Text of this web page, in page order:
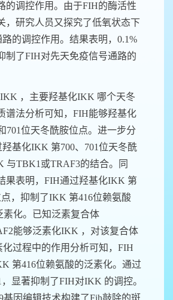
的调控作用。由于FIH的酶活性
，研究人员又探究了低氧状态下
的调控作用。结果表明， 0.1%
制了FIH对先天免疫信号通路的
IKK ，主要羟基化IKK 哪个天冬
谱法分析可知， FIH能够羟基化
701位天冬酰胺位点。进一步分
羟基化IKK 第700、 701位天冬酰
与TBK1或TRAF3的结合。同
果表明， FIH通过羟基化IKK 第
，抑制了IKK 第416位赖氨酸
素化。已知泛素复合体
能够泛素化IKK ，对该复合体
化过程中的作用分析可知， FIH
第416位赖氨酸的泛素化。通过
，显著抑制了FIH对IKK 的调控。